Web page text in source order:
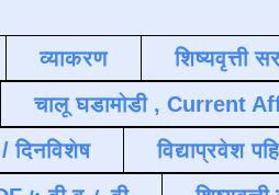
व्याकरण
शिष्यवृत्ती
चालू घडामोडी , Current
दिनविशेष
विद्याप्रवेश